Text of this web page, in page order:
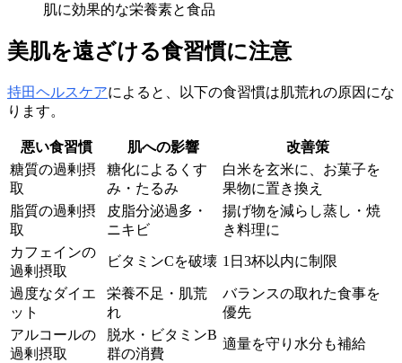
肌に効果的な栄養素と食品
美肌を遠ざける食習慣に注意
持田ヘルスケアによると、以下の食習慣は肌荒れの原因にな
ります。
悪い食習慣 肌への影響
改善策
糖質の過剰摂
取
糖化によるくす
み・たるみ
白米を玄米に、お菓子を
果物に置き換え
脂質の過剰摂
取
皮脂分泌過多・
ニキビ
揚げ物を減らし蒸し・焼
き料理に
カフェインの
過剰摂取
ビタミンCを破壊 1日3杯以内に制限
過度なダイエ
ット
栄養不足・肌荒
れ
バランスの取れた食事を
優先
アルコールの
過剰摂取
脱水・ビタミンB
群の消費
適量を守り水分も補給